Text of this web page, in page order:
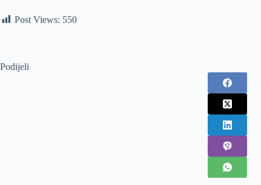
Post Views: 550
Podijeli